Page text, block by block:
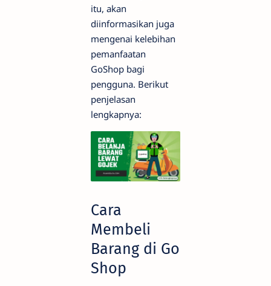
itu, akan
diinformasikan juga
mengenai kelebihan
pemanfaatan
GoShop bagi
pengguna. Berikut
penjelasan
lengkapnya:
Cara
Membeli
Barang di Go
Shop